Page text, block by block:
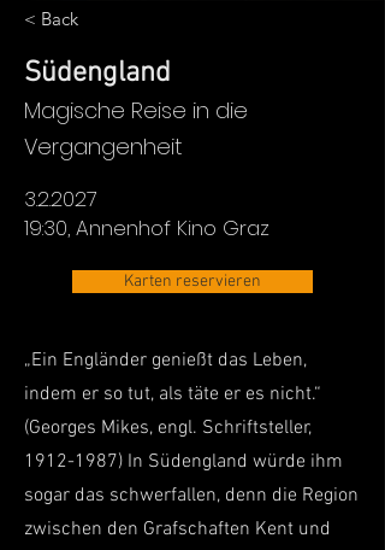
< Back
Südengland
Magische Reise in die
Vergangenheit
3.2.2027
19:30, Annenhof Kino Graz
Karten reservieren
„Ein Engländer genießt das Leben,
indem er so tut, als täte er es nicht.“
(Georges Mikes, engl. Schriftsteller,
1912-1987) In Südengland würde ihm
sogar das schwerfallen, denn die Region
zwischen den Grafschaften Kent und